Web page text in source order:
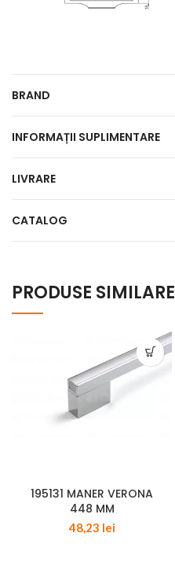
BRAND
INFORMAȚII SUPLIMENTARE
LIVRARE
CATALOG
PRODUSE SIMILARE
195131 MANER VERONA
448 MM
48,23 lei